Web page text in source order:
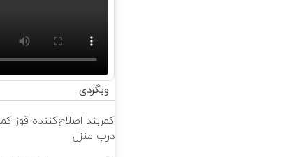
وبگردی
کمربند اصلاح‌کننده قوز
درب منزل